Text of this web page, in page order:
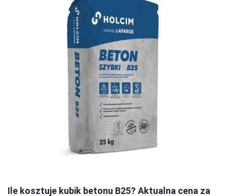
Ile kosztuje kubik betonu B25? Aktualna cena za